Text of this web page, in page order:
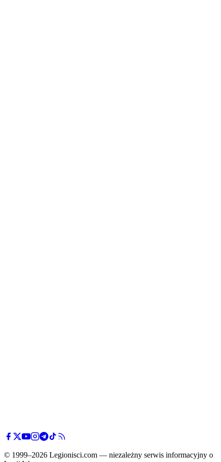
© 1999–2026 Legionisci.com — niezależny serwis informacyjny o